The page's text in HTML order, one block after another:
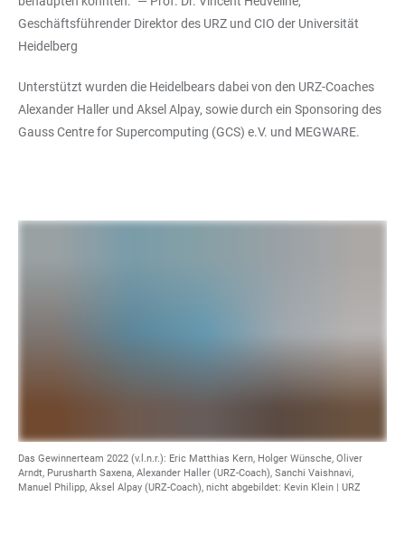
Geschäftsführender Direktor des URZ und CIO der Universität
Heidelberg
Unterstützt wurden die Heidelbears dabei von den URZ-Coaches
Alexander Haller und Aksel Alpay, sowie durch ein Sponsoring des
Gauss Centre for Supercomputing (GCS) e.V. und MEGWARE.
Das Gewinnerteam 2022 (v.l.n.r.): Eric Matthias Kern, Holger Wünsche, Oliver
Arndt, Purusharth Saxena, Alexander Haller (URZ-Coach), Sanchi Vaishnavi,
Manuel Philipp, Aksel Alpay (URZ-Coach), nicht abgebildet: Kevin Klein | URZ